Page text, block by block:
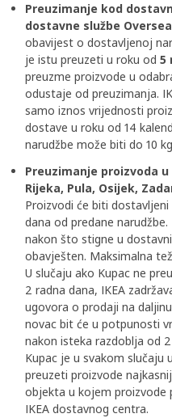
Preuzimanje kod
dostavne službe
obavijest o dostavljenoj
je istu preuzeti u roku od 5
preuzme proizvode u
odustaje od preuzimanja.
samo iznos vrijednosti
dostave u roku od 14
narudžbe može biti do 10
Preuzimanje proizvoda
Rijeka, Pula, Osijek,
Proizvodi će biti
dana od predane
nakon što stigne u
obavješten. Maksimalna
U slučaju ako Kupac ne
2 radna dana, IKEA
ugovora o prodaji na
novac bit će u potpunosti
nakon isteka razdoblja od
Kupac je u svakom slučaju
preuzeti proizvode
objekta u kojem proizvode
IKEA dostavnog centra.